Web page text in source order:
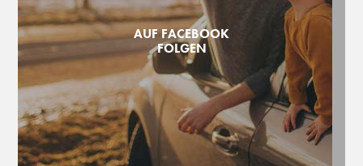
AUF FACEBOOK
FOLGEN